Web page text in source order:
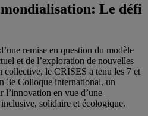
Le défi
remise en question du modèle
et de l’exploration de nouvelles
collective, le CRISES a tenu les 7 et
3e Colloque international, un
l’innovation en vue d’une
solidaire et écologique.